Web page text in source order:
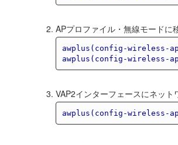
APプロファイル・無線モードに
awplus(config-wireless-
awplus(config-wireless-
VAP2インターフェースにネッ
awplus(config-wireless-